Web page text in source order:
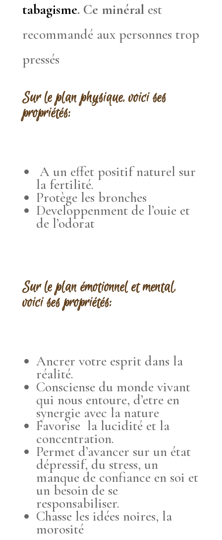
tabagisme. Ce minéral est
recommandé aux personnes trop
pressés
Sur le plan physique, voici ses
propriétés:
A un effet positif naturel sur
la fertilité.
Protège les bronches
Developpenment de l’ouie et
de l’odorat
Sur le plan émotionnel et mental,
voici ses propriétés:
Ancrer votre esprit dans la
réalité.
Consciense du monde vivant
qui nous entoure, d’etre en
synergie avec la nature
Favorise la lucidité et la
concentration.
Permet d’avancer sur un état
dépressif, du stress, un
manque de confiance en soi et
un besoin de se
responsabiliser.
Chasse les idées noires, la
morosité